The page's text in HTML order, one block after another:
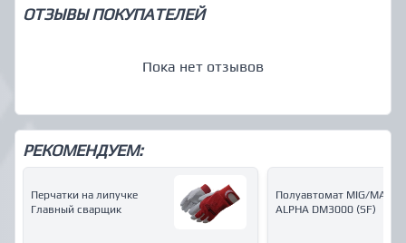
ОТЗЫВЫ ПОКУПАТЕЛЕЙ
Пока нет отзывов
РЕКОМЕНДУЕМ:
Перчатки на липучке
Главный сварщик
Полуавтомат MIG/MAG
ALPHA DM3000 (SF)